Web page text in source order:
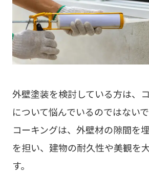
外壁塗装を検討している方は、
について悩んでいるのではないで
コーキングは、外壁材の隙間を
を担い、建物の耐久性や美観を
す。